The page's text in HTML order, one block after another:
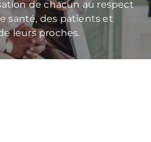
de chacun au respect
santé, des patients et
leurs proches.